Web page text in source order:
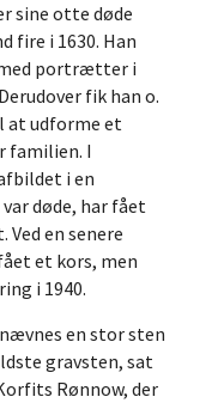
sine otte døde
fire i 1630. Han
portrætter i
fik han o.
at udforme et
familien. I
i en
døde, har fået
en senere
et kors, men
i 1940.
en stor sten
gravsten, sat
Rønnow, der